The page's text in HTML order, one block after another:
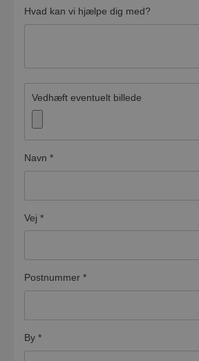
Hvad kan vi hjælpe dig med?
Vedhæft eventuelt billede
Navn*
Vej*
Postnummer*
By*